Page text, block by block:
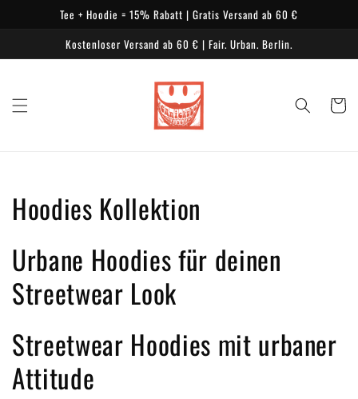
Tee + Hoodie = 15% Rabatt | Gratis Versand ab 60 €
Kostenloser Versand ab 60 € | Fair. Urban. Berlin.
Kategorie:
Hoodies Kollektion
Urbane Hoodies für deinen
Streetwear Look
Streetwear Hoodies mit urbaner
Attitude